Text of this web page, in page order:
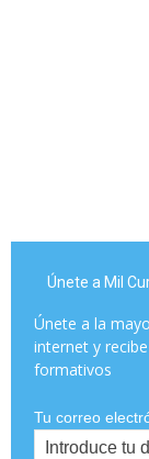
Únete a Mil
Únete a la
internet y
formativos
Tu correo